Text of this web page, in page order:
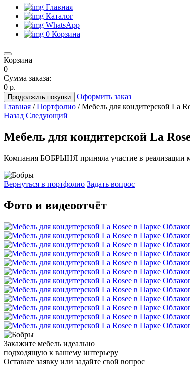
Главная
Каталог
WhatsApp
0 Корзина
Корзина
0
Сумма заказа:
0 р.
Продолжить покупки
Оформить заказ
Главная /Портфолио /Мебель для кондитерской La
Назад Следующий
Мебель для кондитерской La
Компания БОБРЫНЯ приняла участие в реализации
Вернуться в портфолио Задать вопрос
Фото и видеоотчёт
Закажите мебель идеально
подходящую к вашему интерьеру
Оставьте заявку или задайте свой вопрос